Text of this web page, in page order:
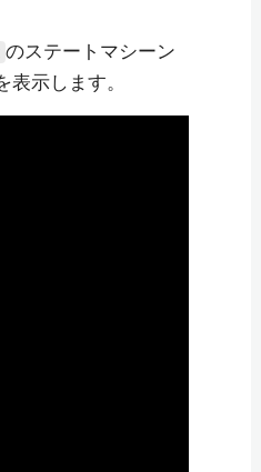
のステートマシーン
示します。